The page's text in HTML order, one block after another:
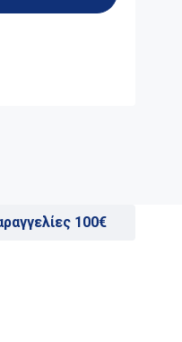
100€